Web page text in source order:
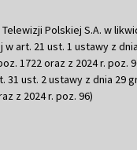
Polskiej S.A. w
art. 21 ust. 1 ustawy z
1722 oraz z 2024 r. poz.
ust. 2 ustawy z dnia 29
z 2024 r. poz. 96)